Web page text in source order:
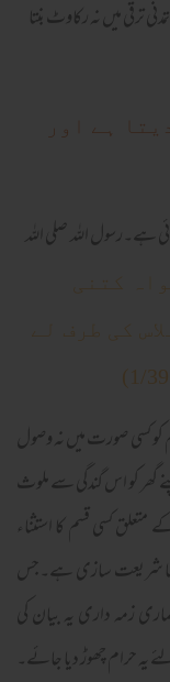
ترقی میں نہ رکاوٹ بنتا
ہے اور
ہے۔رسول اللہ صلی اللہ
کتنی
کی طرف لے
کسی صورت میں نہ وصول
کو اس گندگی سے ملوث
کسی قسم کا استثناء
شریعت سازی ہے۔جس
زمہ داری یہ بیان کی
حرام چھوڑ دیا جائے۔